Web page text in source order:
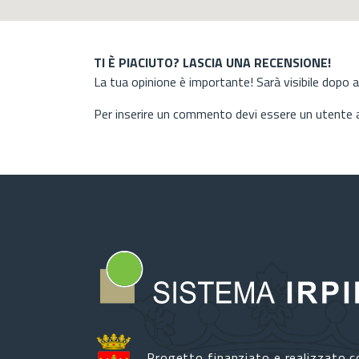
TI È PIACIUTO? LASCIA UNA RECENSIONE!
La tua opinione è importante! Sarà visibile dopo
Per inserire un commento devi essere un